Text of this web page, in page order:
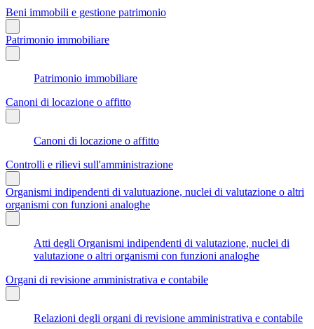
Beni immobili e gestione patrimonio
Patrimonio immobiliare
Patrimonio immobiliare
Canoni di locazione o affitto
Canoni di locazione o affitto
Controlli e rilievi sull'amministrazione
Organismi indipendenti di valutuazione, nuclei di valutazione o altri
organismi con funzioni analoghe
Atti degli Organismi indipendenti di valutazione, nuclei di
valutazione o altri organismi con funzioni analoghe
Organi di revisione amministrativa e contabile
Relazioni degli organi di revisione amministrativa e contabile